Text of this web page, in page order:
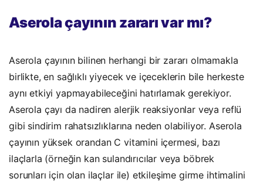
Aserola çayının zararı var mı?
Aserola çayının bilinen herhangi bir zararı olmamakla
birlikte, en sağlıklı yiyecek ve içeceklerin bile herkeste
aynı etkiyi yapmayabileceğini hatırlamak gerekiyor.
Aserola çayı da nadiren alerjik reaksiyonlar veya reflü
gibi sindirim rahatsızlıklarına neden olabiliyor. Aserola
çayının yüksek orandan C vitamini içermesi, bazı
ilaçlarla (örneğin kan sulandırıcılar veya böbrek
sorunları için olan ilaçlar ile) etkileşime girme ihtimalini